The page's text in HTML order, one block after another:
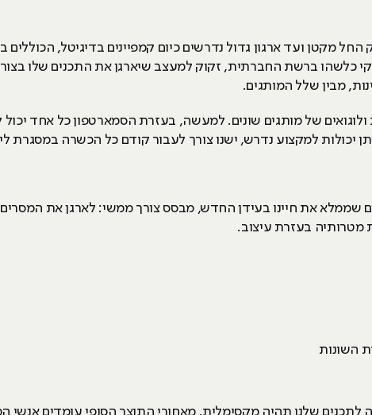
מקטן ועד ארגון גדול נדרשים כיום קמפיינים בדיגיטל,
כלשהו ברשת החברתית, זקוק למעצב שיארגן את התכנים שלו
מבין שלל המותגים.
ולוגואים של מותגים שונים. למעשה, בעזרת הסמארטפון כל אחד
יכולות למקצוע נדרש, ישנו צורך לעבור קודם כל הכשרה במסגרת
שממלא את חיינו בעידן החדש, מבסס צורך ממשי: לארגן את המסרים
מטרותיה בעזרת עיצוב.
השונות
לתכנים שלנו תהיה מקסימלית. מאחורי התוצר הסופי עומדים